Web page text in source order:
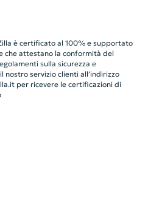
è certificato al 100% e supportato
che attestano la conformità del
sulla sicurezza e
nostro servizio clienti all’indirizzo
per ricevere le certificazioni di